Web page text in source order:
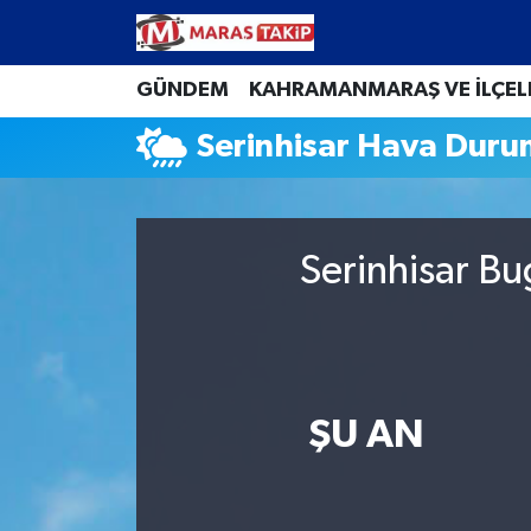
GÜNDEM KAHRAMANMARAŞ VE
Serinhisar Hava
Serinhisar
ŞU AN
Kahramanmaraş Nöbetçi Eczaneler
Kahramanmaraş Hava Durumu
Kahramanmaraş Trafik Yoğunluk Haritası